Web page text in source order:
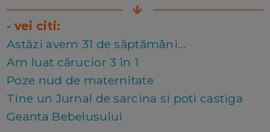
- vei citi:
Astăzi avem 31 de săptămâni...
Am luat cărucior 3 în 1
Poze nud de maternitate
Tine un Jurnal de sarcina si poti castiga
Geanta Bebelusului